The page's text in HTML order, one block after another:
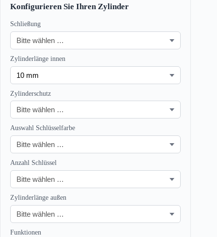
Konfigurieren Sie Ihren Zylinder
Schließung
Zylinderlänge innen
Zylinderschutz
Auswahl Schlüsselfarbe
Anzahl Schlüssel
Zylinderlänge außen
Funktionen